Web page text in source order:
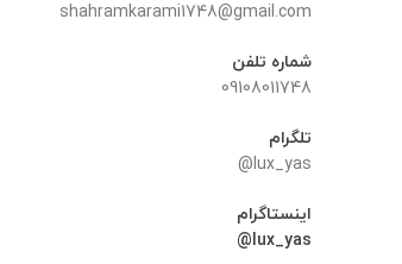
shahramkarami1748@gmail.com
شماره تلفن
09108011748
تلگرام
lux_yas@
اینستاگرام
lux_yas@